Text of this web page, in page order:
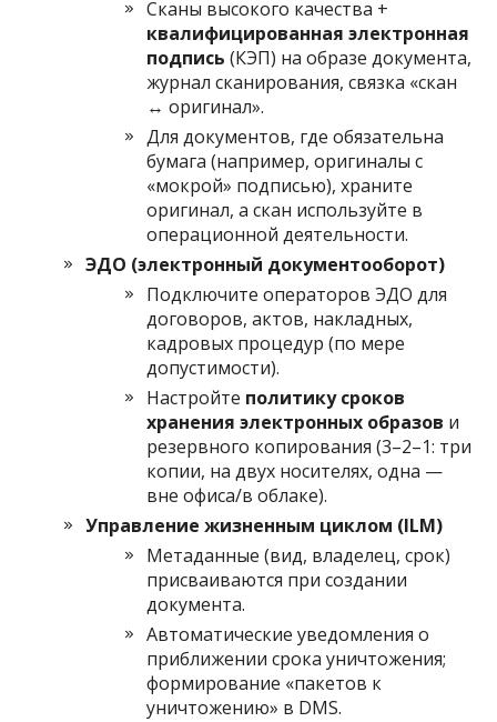
Сканы высокого качества +
квалифицированная электронная
подпись (КЭП) на образе документа,
журнал сканирования, связка «скан
↔ оригинал».
Для документов, где обязательна
бумага (например, оригиналы с
«мокрой» подписью), храните
оригинал, а скан используйте в
операционной деятельности.
ЭДО (электронный документооборот)
Подключите операторов ЭДО для
договоров, актов, накладных,
кадровых процедур (по мере
допустимости).
Настройте политику сроков
хранения электронных образов и
резервного копирования (3–2–1: три
копии, на двух носителях, одна —
вне офиса/в облаке).
Управление жизненным циклом (ILM)
Метаданные (вид, владелец, срок)
присваиваются при создании
документа.
Автоматические уведомления о
приближении срока уничтожения;
формирование «пакетов к
уничтожению» в DMS.